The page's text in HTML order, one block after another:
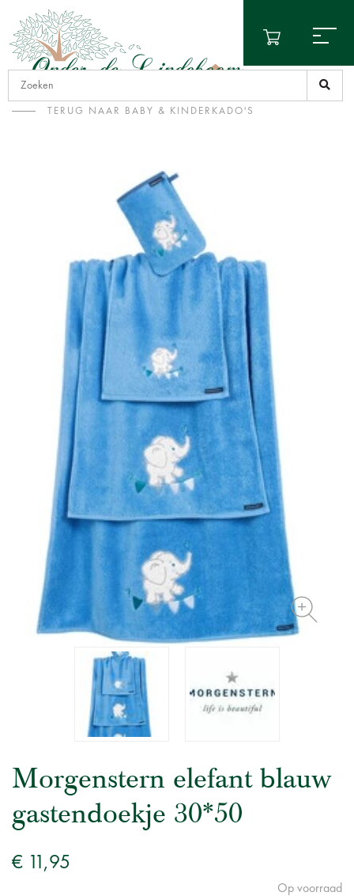
TERUG NAAR BABY & KINDERKADO'S
Morgenstern elefant blauw
gastendoekje 30*50
€ 11,95
Op voorraad